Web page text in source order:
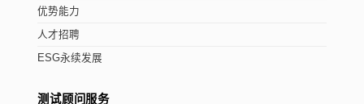
优势能力
人才招聘
ESG永续发展
测试顾问服务